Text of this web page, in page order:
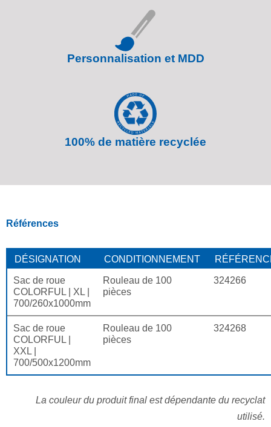
Personnalisation et MDD
100% de matière recyclée
Références
DÉSIGNATION CONDITIONNEMENT
Sac de roue
COLORFUL | XL |
700/260x1000mm
Rouleau de 100
pièces
324266
Sac de roue
COLORFUL |
XXL |
700/500x1200mm
Rouleau de 100
pièces
324268
La couleur du produit final est dépendante du recyclat
utilisé.